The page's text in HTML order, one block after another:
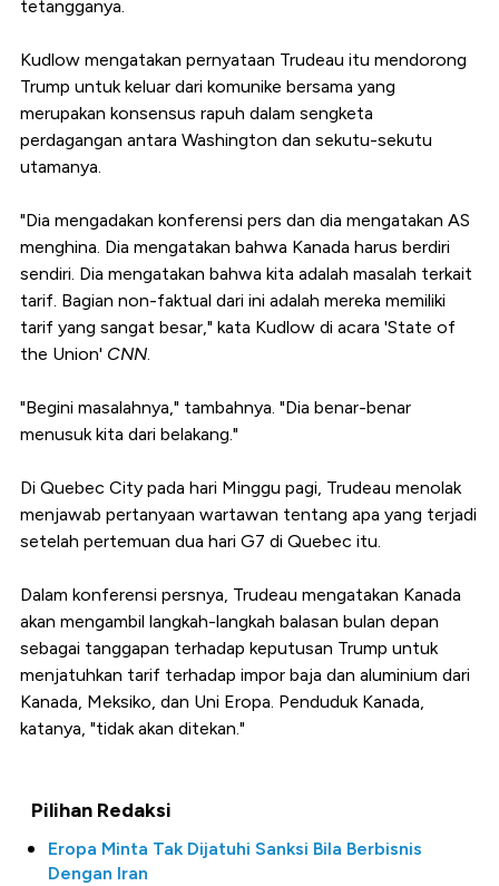
tetangganya.
Kudlow mengatakan pernyataan Trudeau itu mendorong
Trump untuk keluar dari komunike bersama yang
merupakan konsensus rapuh dalam sengketa
perdagangan antara Washington dan sekutu-sekutu
utamanya.
"Dia mengadakan konferensi pers dan dia mengatakan AS
menghina. Dia mengatakan bahwa Kanada harus berdiri
sendiri. Dia mengatakan bahwa kita adalah masalah terkait
tarif. Bagian non-faktual dari ini adalah mereka memiliki
tarif yang sangat besar," kata Kudlow di acara 'State of
the Union' CNN.
"Begini masalahnya," tambahnya. "Dia benar-benar
menusuk kita dari belakang."
Di Quebec City pada hari Minggu pagi, Trudeau menolak
menjawab pertanyaan wartawan tentang apa yang terjadi
setelah pertemuan dua hari G7 di Quebec itu.
Dalam konferensi persnya, Trudeau mengatakan Kanada
akan mengambil langkah-langkah balasan bulan depan
sebagai tanggapan terhadap keputusan Trump untuk
menjatuhkan tarif terhadap impor baja dan aluminium dari
Kanada, Meksiko, dan Uni Eropa. Penduduk Kanada,
katanya, "tidak akan ditekan."
Pilihan Redaksi
Eropa Minta Tak Dijatuhi Sanksi Bila Berbisnis
Dengan Iran